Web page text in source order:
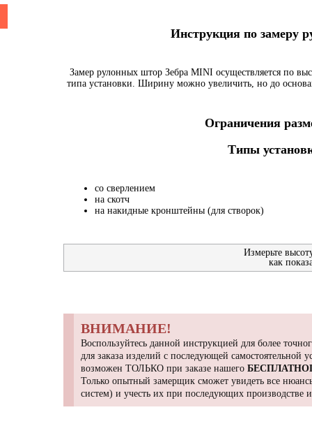
Инструкция по
Замер рулонных штор Зебра MINI осуществляется по
типа установки. Ширину можно увеличить, но до
Ограничения
Типы
со сверлением
на скотч
на накидные кронштейны (для створок)
Измерьте
как
ВНИМАНИЕ!
Воспользуйтесь данной инструкцией для более
для заказа изделий с последующей
возможен ТОЛЬКО при заказе нашего
Только опытный замерщик сможет увидеть все
систем) и учесть их при последующих производстве